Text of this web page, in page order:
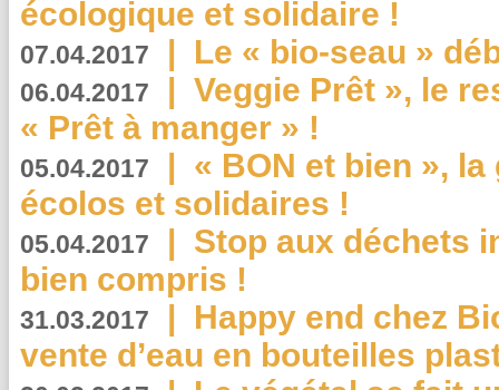
écologique et solidaire !
07.04.2017 | Le « bio-seau »
06.04.2017 | Veggie Prêt », le
« Prêt à manger » !
05.04.2017 | « BON et bien »,
écolos et solidaires !
05.04.2017 | Stop aux déchets
bien compris !
31.03.2017 | Happy end chez
vente d’eau en bouteilles